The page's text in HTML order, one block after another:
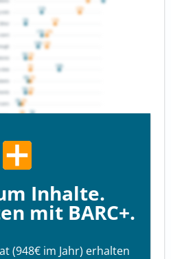
Inhalte.
mit BARC+.
(948€ im Jahr) erhalten